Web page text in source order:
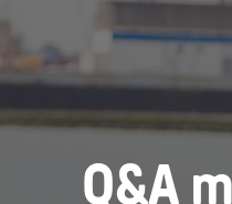
Q&A